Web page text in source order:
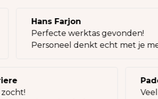
Hans Farjon
Perfecte werktas gevonden!
Personeel denkt echt met je
Veel